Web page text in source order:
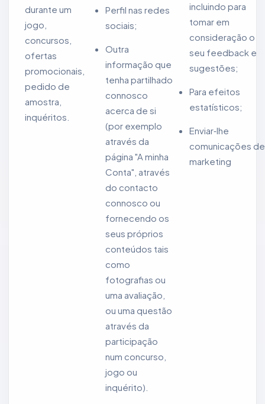
durante um
jogo,
concursos,
ofertas
promocionais,
pedido de
amostra,
inquéritos.
Perfil nas redes
sociais;
Outra
informação que
tenha partilhado
connosco
acerca de si
(por exemplo
através da
página "A minha
Conta", através
do contacto
connosco ou
fornecendo os
seus próprios
conteúdos tais
como
fotografias ou
uma avaliação,
ou uma questão
através da
participação
num concurso,
jogo ou
inquérito).
incluindo para
tomar em
consideração o
seu feedback e
sugestões;
Para efeitos
estatísticos;
Enviar‑lhe
comunicações de
marketing